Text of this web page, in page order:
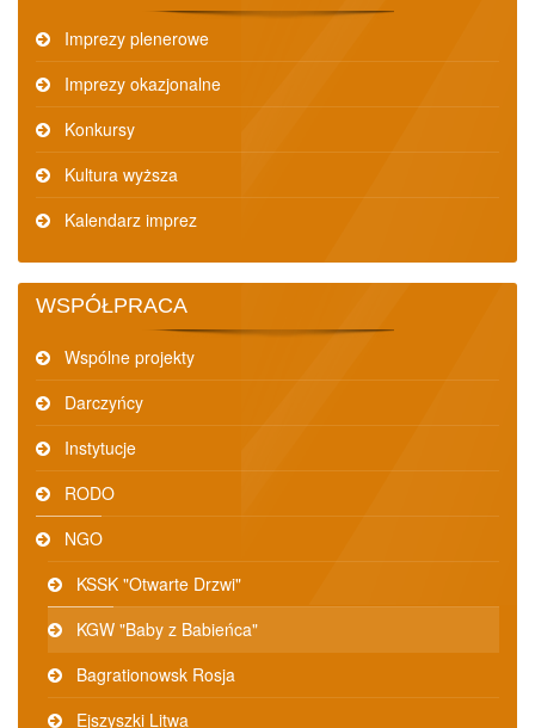
Imprezy plenerowe
Imprezy okazjonalne
Konkursy
Kultura wyższa
Kalendarz imprez
WSPÓŁPRACA
Wspólne projekty
Darczyńcy
Instytucje
RODO
NGO
KSSK "Otwarte Drzwi"
KGW "Baby z Babieńca"
Bagrationowsk Rosja
Ejszyszki Litwa